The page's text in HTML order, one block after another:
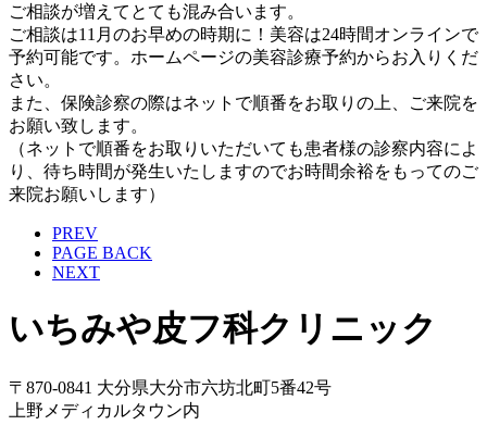
ご相談が増えてとても混み合います。
ご相談は11月のお早めの時期に！美容は24時間オンラインで
予約可能です。ホームページの美容診療予約からお入りくだ
さい。
また、保険診察の際はネットで順番をお取りの上、ご来院を
お願い致します。
（ネットで順番をお取りいただいても患者様の診察内容によ
り、待ち時間が発生いたしますのでお時間余裕をもってのご
来院お願いします）
PREV
PAGE BACK
NEXT
いちみや皮フ科クリニック
〒870-0841 大分県大分市六坊北町5番42号
上野メディカルタウン内